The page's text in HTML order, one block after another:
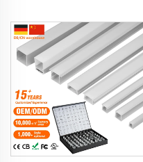
pentru unghi Canale
cu difuzor acoperit cu
bandă de lumină Bară
cu LED-uri montaj
încorporat Profil din
aluminiu pentru LED